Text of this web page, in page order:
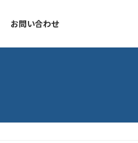
お問い合わせ